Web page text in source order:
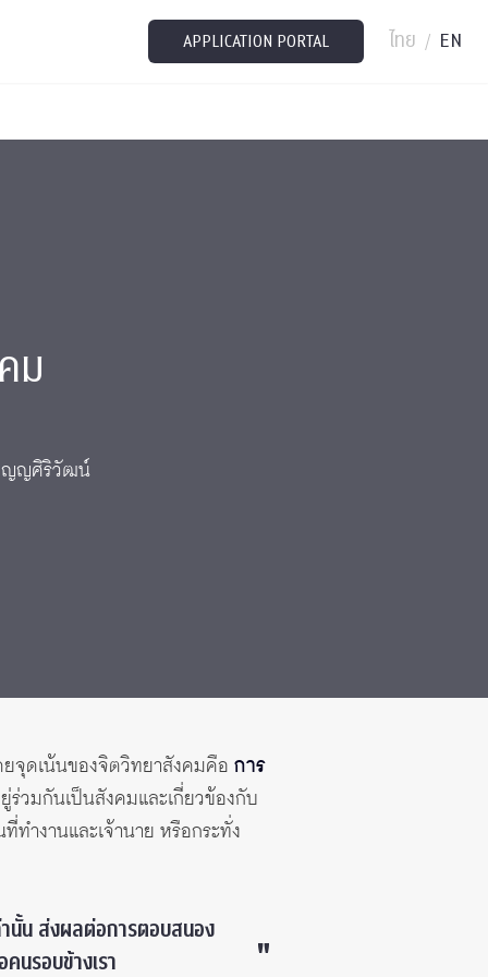
APPLICATION PORTAL ไทย / EN
ม
ญญศิริวัฒน์
จุดเน้นของจิตวิทยาสังคมคือ การ
ร่วมกันเป็นสังคมและเกี่ยวข้องกับ
ทำงานและเจ้านาย หรือกระทั่ง
นั้น ส่งผลต่อการตอบสนอง
นรอบข้างเรา